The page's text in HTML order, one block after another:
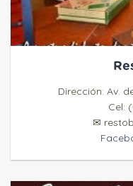
Dirección: Av.
Cel:
✉